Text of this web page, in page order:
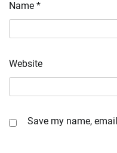
Name *
Website
Save my name,